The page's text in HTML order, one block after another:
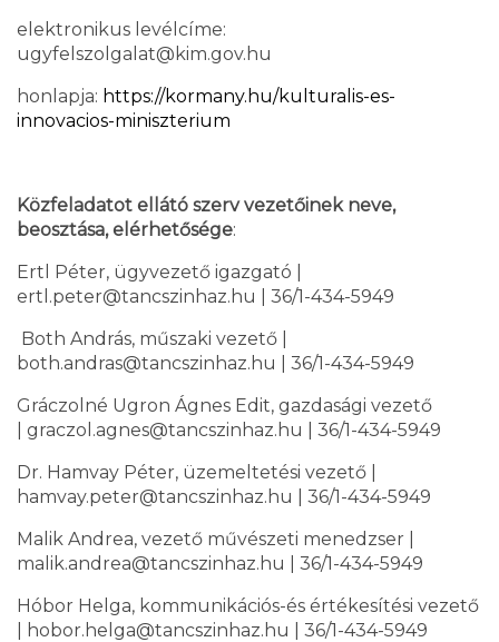
elektronikus levélcíme:
ugyfelszolgalat@kim.gov.hu
honlapja: https://kormany.hu/kulturalis-es-
innovacios-miniszterium
Közfeladatot ellátó szerv vezetőinek neve,
beosztása, elérhetősége:
Ertl Péter, ügyvezető igazgató |
ertl.peter@tancszinhaz.hu | 36/1-434-5949
Both András, műszaki vezető |
both.andras@tancszinhaz.hu | 36/1-434-5949
Gráczolné Ugron Ágnes Edit, gazdasági vezető
| graczol.agnes@tancszinhaz.hu | 36/1-434-5949
Dr. Hamvay Péter, üzemeltetési vezető |
hamvay.peter@tancszinhaz.hu | 36/1-434-5949
Malik Andrea, vezető művészeti menedzser |
malik.andrea@tancszinhaz.hu | 36/1-434-5949
Hóbor Helga, kommunikációs-és értékesítési vezető
| hobor.helga@tancszinhaz.hu | 36/1-434-5949